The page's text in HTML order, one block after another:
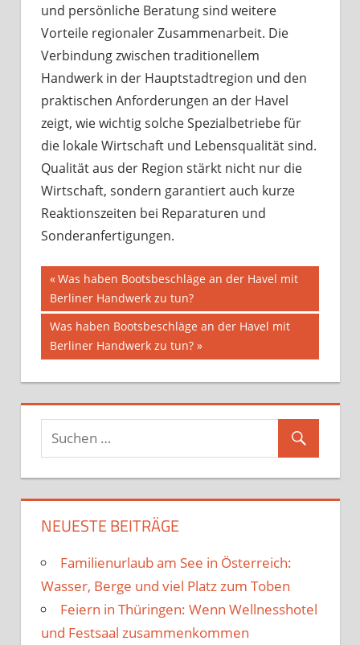
und persönliche Beratung sind weitere
Vorteile regionaler Zusammenarbeit. Die
Verbindung zwischen traditionellem
Handwerk in der Hauptstadtregion und den
praktischen Anforderungen an der Havel
zeigt, wie wichtig solche Spezialbetriebe für
die lokale Wirtschaft und Lebensqualität sind.
Qualität aus der Region stärkt nicht nur die
Wirtschaft, sondern garantiert auch kurze
Reaktionszeiten bei Reparaturen und
Sonderanfertigungen.
Beitragsnavigation
Vorheriger
Beitrag:
Was haben Bootsbeschläge an der Havel mit
Berliner Handwerk zu tun?
Nächster
Beitrag:
Was haben Bootsbeschläge an der Havel mit
Berliner Handwerk zu tun?
NEUESTE BEITRÄGE
Familienurlaub am See in Österreich:
Wasser, Berge und viel Platz zum Toben
Feiern in Thüringen: Wenn Wellnesshotel
und Festsaal zusammenkommen